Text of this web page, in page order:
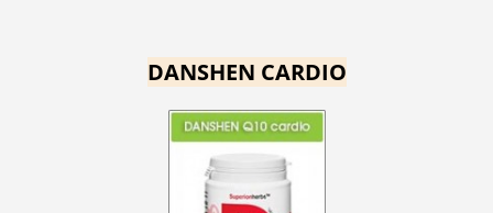
DANSHEN CARDIO